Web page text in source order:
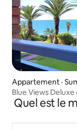
Appartement ·
Blue Views Deluxe
Quel est le